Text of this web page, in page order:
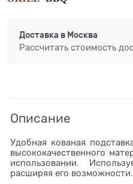
Доставка в Москва
Рассчитать стоимость
Описание
Удобная кованая
высококачественного
использовании.
расширяя его возможности.